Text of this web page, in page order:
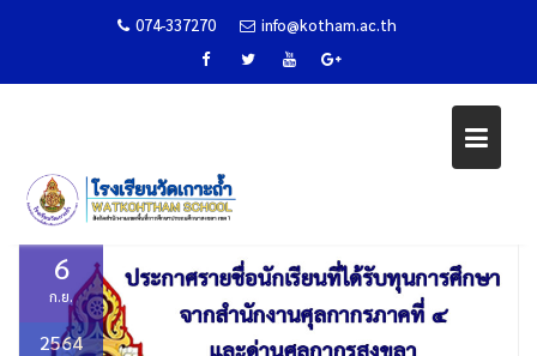
074-337270 info@kotham.ac.th
การศึกษา จากสำนักงานศุลกากรภ
ที่ 4 และด่านศุลกากรสงขลา
ประกาศรายชื่อนักเรียนที่ได้รับทุนการศึกษา จากสำนักงานศุลกากรภาคที่ 4 และด่าน
ศุลกากรสงขลา
6
ก.ย.
2564